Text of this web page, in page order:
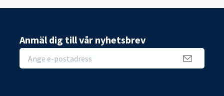
Anmäl dig till vår nyhetsbrev